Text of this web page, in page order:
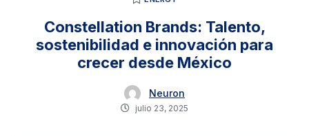
Constellation Brands: Talento,
sostenibilidad e innovación para
crecer desde México
Neuron
julio 23, 2025